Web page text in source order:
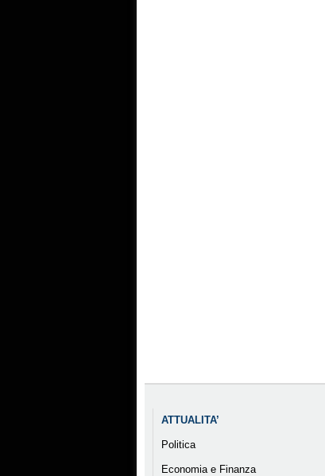
ATTUALITA’
Politica
Economia e Finanza